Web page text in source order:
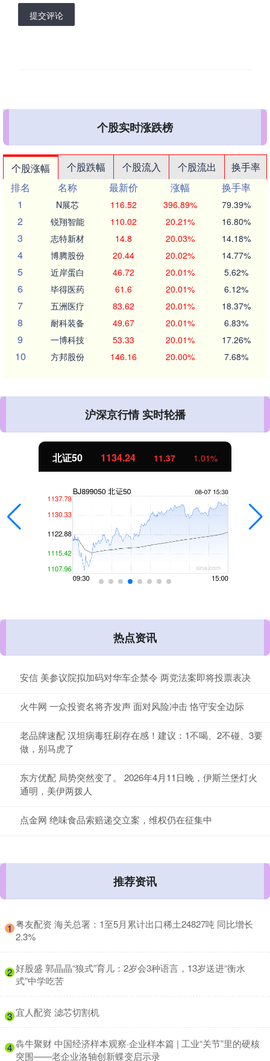
提交评论
个股实时涨跌榜
个股涨幅 个股跌幅 个股流入 个股流出
换手率
排名
名称 最新价 涨幅
换手率
1
N展芯 116.52 396.89% 79.39%
2 锐翔智能 110.02 20.21% 16.80%
3 志特新材 14.8 20.03% 14.18%
4 博腾股份 20.44 20.02% 14.77%
5 近岸蛋白 46.72 20.01% 5.62%
6 毕得医药 61.6 20.01% 6.12%
7 五洲医疗 83.62 20.01% 18.37%
8 耐科装备 49.67 20.01% 6.83%
9 一博科技 53.33 20.01% 17.26%
10 方邦股份 146.16 20.00% 7.68%
沪深京行情 实时轮播
北证50 1134.24 11.37 1.01%
热点资讯
安信 美参议院拟加码对华车企禁令 两党法案即将投票表决
火牛网 一众投资名将齐发声 面对风险冲击 恪守安全边际
老品牌速配 汉坦病毒狂刷存在感！建议：1不喝、2不碰、3要
做，别马虎了
东方优配 局势突然变了。 2026年4月11日晚，伊斯兰堡灯火
通明，美伊两拨人
点金网 绝味食品索赔递交立案，维权仍在征集中
推荐资讯
1 ​粤友配资 海关总署：1至5月累计出口稀土24827吨 同比增长
2.3%
2 ​好股盛 郭晶晶“狼式”育儿：2岁会3种语言，13岁送进“衡水
式”中学吃苦
3 ​宜人配资 滤芯切割机
4 ​犇牛聚财 中国经济样本观察·企业样本篇 | 工业“关节”里的硬核
突围——老企业洛轴创新蝶变启示录